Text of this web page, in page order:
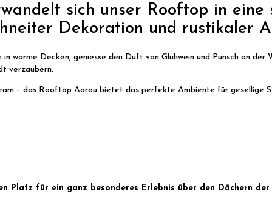
sich unser Rooftop in
Dekoration und rustikaler
warme Decken, geniesse den Duft von Glühwein und Punsch an
verzaubern.
– das Rooftop Aarau bietet das perfekte Ambiente für gesellige
Platz für ein ganz besonderes Erlebnis über den Dächern